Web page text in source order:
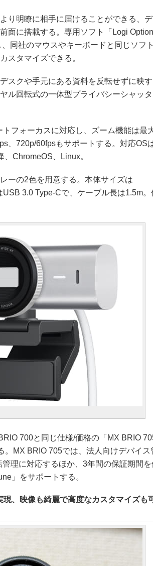
り明瞭に相手に届けることができる、
面に搭載する。専用ソフト「Logi
同社のマウスやキーボードと同じソフ
スタマイズできる。
スクや手元にある資料を反転せずに映す
ル回転式の一体型プライバシーシャッ
フォーカスに対応し、ズーム機能は最
、720p/60fpsもサポートする。対応OS
ChromeOS、Linux。
ーの2色を用意する。本体サイズは
3.0 Type-Cで、ケーブル長は1.5m。
700と同じ仕様/価格の「MX BRIO
。MX BRIO 705では、法人向けデバイス
理に対応するほか、3年間の保証期間を
」をサポートする。
、映像も綺麗で高度なカスタマイズも